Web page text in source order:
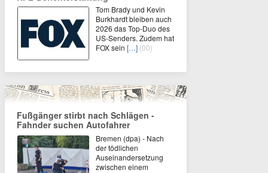
Tom Brady und Kevin
Burkhardt bleiben auch
2026 das Top-Duo des
US-Senders. Zudem hat
FOX sein […] (00)
Fußgänger stirbt nach Schlägen -
Fahnder suchen Autofahrer
Bremen (dpa) - Nach
der tödlichen
Auseinandersetzung
zwischen einem